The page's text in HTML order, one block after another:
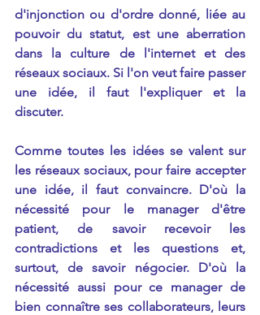
d'injonction ou d'ordre donné, liée au
pouvoir du statut, est une aberration
dans la culture de l'internet et des
réseaux sociaux. Si l'on veut faire passer
une idée, il faut l'expliquer et la
discuter.
Comme toutes les idées se valent sur
les réseaux sociaux, pour faire accepter
une idée, il faut convaincre. D'où la
nécessité pour le manager d'être
patient, de savoir recevoir les
contradictions et les questions et,
surtout, de savoir négocier. D'où la
nécessité aussi pour ce manager de
bien connaître ses collaborateurs, leurs